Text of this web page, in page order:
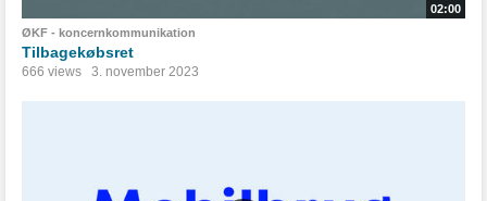
02:00
ØKF - koncernkommunikation
Tilbagekøbsret
666 views 3. november 2023